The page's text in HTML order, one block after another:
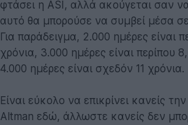
φτάσει η ASI, αλλά ακούγεται σαν να
αυτό θα μπορούσε να συμβεί μέσα
Για παράδειγμα, 2.000 ημέρες είναι
χρόνια, 3.000 ημέρες είναι περίπου
4.000 ημέρες είναι σχεδόν 11 χρόνια.
Είναι εύκολο να επικρίνει κανείς
Altman εδώ, άλλωστε κανείς δεν